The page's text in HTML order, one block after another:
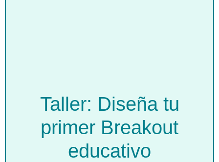
Taller: Diseña tu
primer Breakout
educativo